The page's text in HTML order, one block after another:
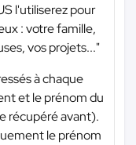
l'utiliserez pour
: votre famille,
vos projets..."
à chaque
et le prénom du
récupéré avant).
le prénom